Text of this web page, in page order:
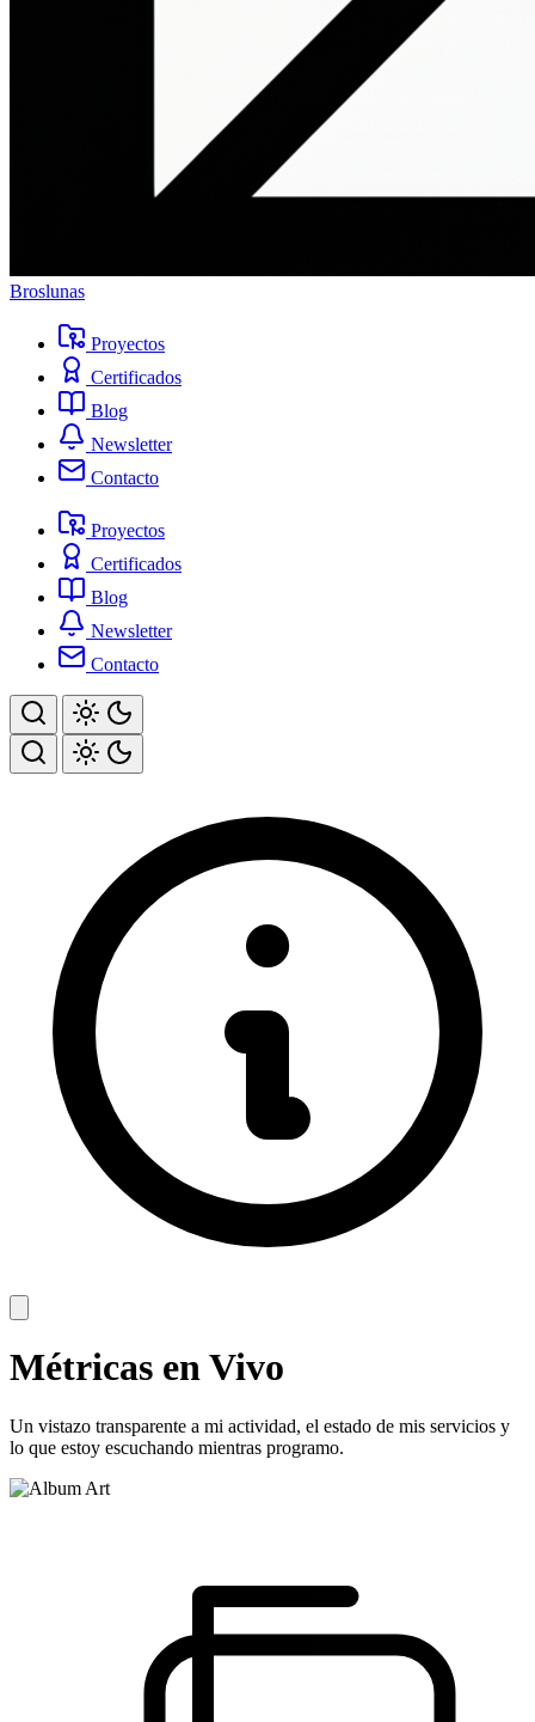
Broslunas
Proyectos
Certificados
Blog
Newsletter
Contacto
Proyectos
Certificados
Blog
Newsletter
Contacto
Métricas en Vivo
Un vistazo transparente a mi actividad, el estado de mis servicios y
lo que estoy escuchando mientras programo.